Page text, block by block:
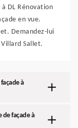
DL Rénovation
en vue.
Demandez-lui
Sallet.
à
de façade à